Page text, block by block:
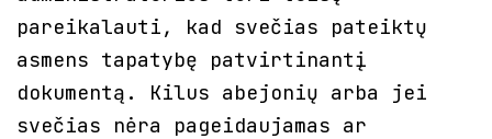
pareikalauti, kad svečias pateiktų
asmens tapatybę patvirtinantį
dokumentą. Kilus abejonių arba jei
svečias nėra pageidaujamas ar